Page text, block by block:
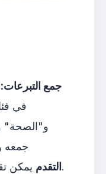
جمع التبرعات:
في
و"الصحة"
جمعه
التقدميمكن تقديمه بشكل مرئي للزوار.